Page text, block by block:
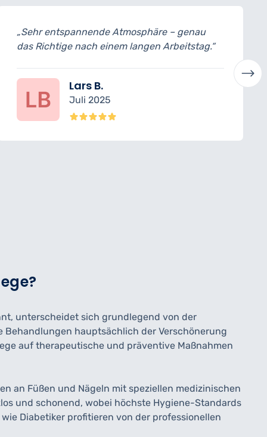
– genau
Arbeitstag.“
„Alles war top, nur der
etwas pünktlicher sein können.“
unterscheidet sich grundlegend von der
Behandlungen hauptsächlich der Verschönerung
auf therapeutische und präventive Maßnahmen
an Füßen und Nägeln mit speziellen medizinischen
und schonend, wobei höchste Hygiene-Standards
Diabetiker profitieren von der professionellen